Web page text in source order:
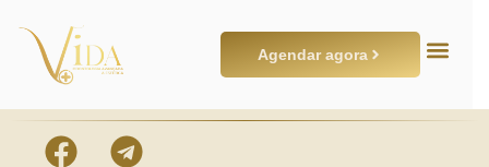
Agendar agora